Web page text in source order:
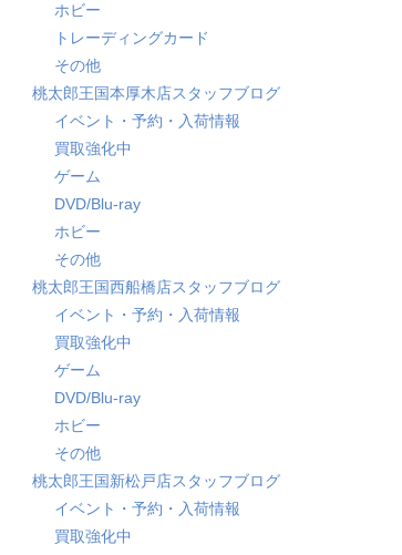
ホビー
トレーディングカード
その他
桃太郎王国本厚木店スタッフブログ
イベント・予約・入荷情報
買取強化中
ゲーム
DVD/Blu-ray
ホビー
その他
桃太郎王国西船橋店スタッフブログ
イベント・予約・入荷情報
買取強化中
ゲーム
DVD/Blu-ray
ホビー
その他
桃太郎王国新松戸店スタッフブログ
イベント・予約・入荷情報
買取強化中